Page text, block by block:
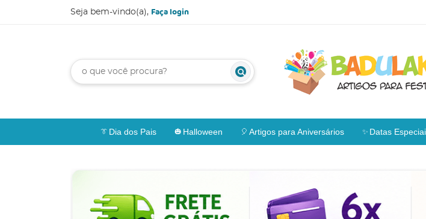
Seja bem-vindo(a), Faça login
Dia dos Pais Halloween Artigos para Aniversários Datas